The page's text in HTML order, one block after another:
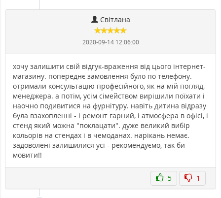
Світлана
2020-09-14 12:06:00
хочу залишити свій відгук-враження від цього інтернет-
магазину. попереднє замовлення було по телефону.
отримали консультацію професійного, як на мій погляд,
менеджера. а потім, усім сімейством вирішили поїхати і
наочно подивитися на фурнітуру. навіть дитина відразу
була взахопленні - і ремонт гарний, і атмосфера в офісі, і
стенд який можна "поклацати". дуже великий вибір
кольорів на стендах і в чемоданах. нарікань немає.
задоволені залишилися усі - рекомендуємо, так би
мовити!!
5 1